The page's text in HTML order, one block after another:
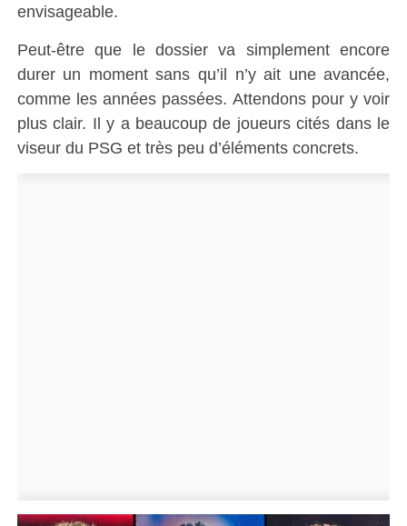
envisageable.
Peut-être que le dossier va simplement encore
durer un moment sans qu’il n’y ait une avancée,
comme les années passées. Attendons pour y voir
plus clair. Il y a beaucoup de joueurs cités dans le
viseur du PSG et très peu d’éléments concrets.